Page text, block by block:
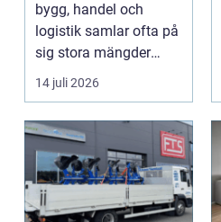
bygg, handel och
logistik samlar ofta på
sig stora mängder
lastpallar. De tar...
14 juli 2026